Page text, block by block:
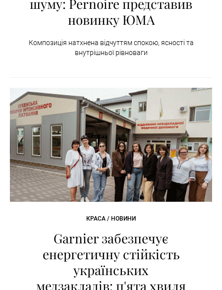
шуму: Pernoire представив
новинку ЮМА
Композиція натхнена відчуттям спокою, ясності та
внутрішньої рівноваги
КРАСА / НОВИНИ
Garnier забезпечує
енергетичну стійкість
українських
медзакладів: п'ята хвиля